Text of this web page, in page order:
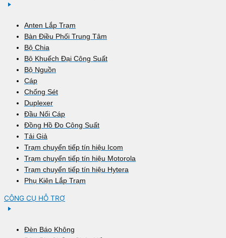
Anten Lắp Trạm
Bàn Điều Phối Trung Tâm
Bộ Chia
Bộ Khuếch Đại Công Suất
Bộ Nguồn
Cáp
Chống Sét
Duplexer
Đầu Nối Cáp
Đồng Hồ Đo Công Suất
Tải Giả
Trạm chuyển tiếp tín hiệu Icom
Trạm chuyển tiếp tín hiệu Motorola
Trạm chuyển tiếp tín hiệu Hytera
Phụ Kiện Lắp Trạm
CÔNG CỤ HỖ TRỢ
Đèn Báo Không